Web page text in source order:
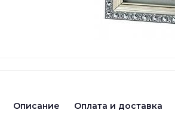
Описание Оплата и доставка